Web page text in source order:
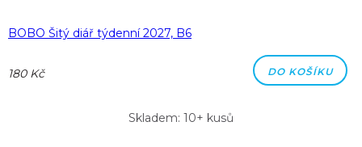
BOBO Šitý diář týdenní 2027, B6
180 Kč DO KOŠÍKU
Skladem: 10+ kusů